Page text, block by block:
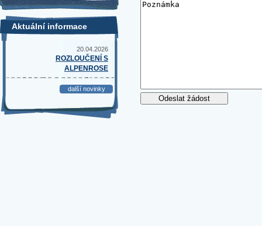
Aktuální informace
20.04.2026
ROZLOUČENÍ S
ALPENROSE
další novinky